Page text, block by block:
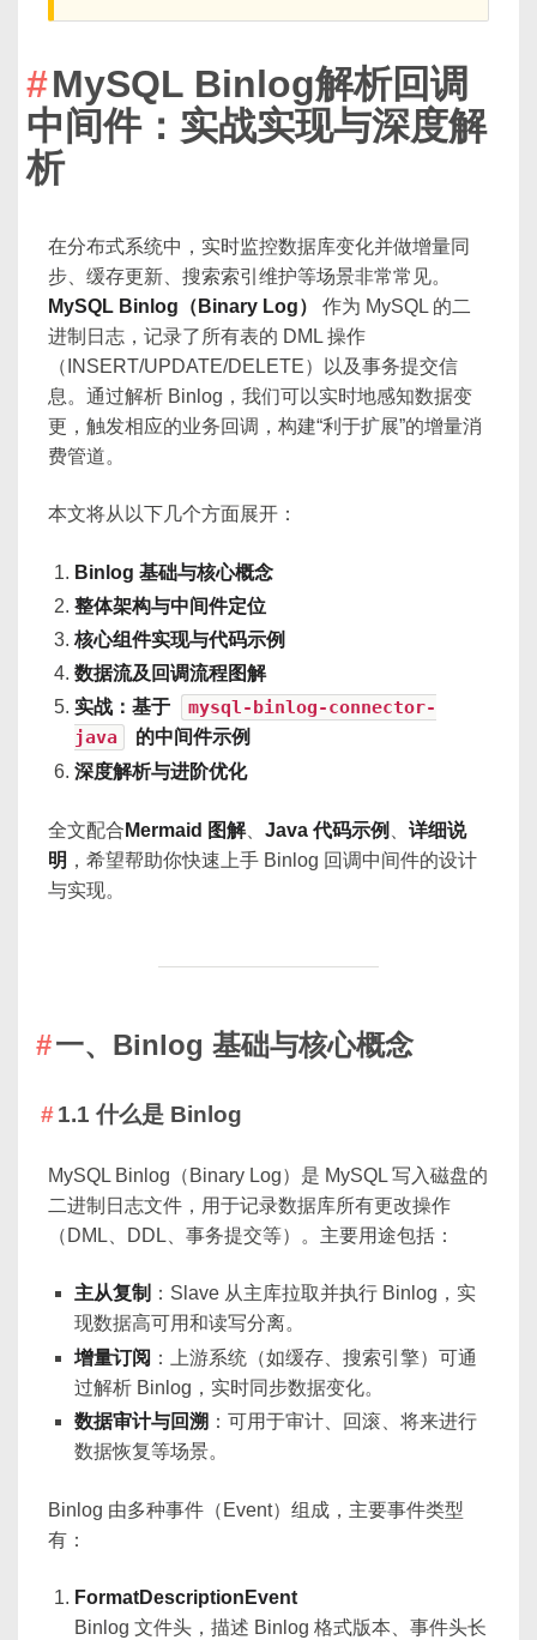
MySQL Binlog解析回调
中间件：实战实现与深度解
析
在分布式系统中，实时监控数据库变化并做增量同
步、缓存更新、搜索索引维护等场景非常常见。
MySQL Binlog（Binary Log）
作为 MySQL 的二
进制日志，记录了所有表的 DML 操作
（INSERT/UPDATE/DELETE）以及事务提交信
息。通过解析 Binlog，我们可以实时地感知数据变
更，触发相应的业务回调，构建“利于扩展”的增量消
费管道。
本文将从以下几个方面展开：
Binlog 基础与核心概念
整体架构与中间件定位
核心组件实现与代码示例
数据流及回调流程图解
实战：基于
mysql-binlog-connector-
java
的中间件示例
深度解析与进阶优化
全文配合 Mermaid 图解、 Java 代码示例
详细说
明 ，希望帮助你快速上手 Binlog 回调中间件的设计
与实现。
一、Binlog 基础与核心概念
1.1 什么是 Binlog
MySQL Binlog（Binary Log）是 MySQL 写入磁盘的
二进制日志文件，用于记录数据库所有更改操作
（DML、DDL、事务提交等）。主要用途包括：
主从复制 ：Slave 从主库拉取并执行 Binlog，实
现数据高可用和读写分离。
增量订阅 ：上游系统（如缓存、搜索引擎）可通
过解析 Binlog，实时同步数据变化。
数据审计与回溯 ：可用于审计、回滚、将来进行
数据恢复等场景。
Binlog 由多种事件（Event）组成，主要事件类型
有：
FormatDescriptionEvent
Binlog 文件头，描述 Binlog 格式版本、事件头长